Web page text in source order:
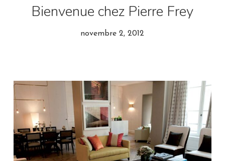
Bienvenue chez Pierre Frey
novembre 2, 2012